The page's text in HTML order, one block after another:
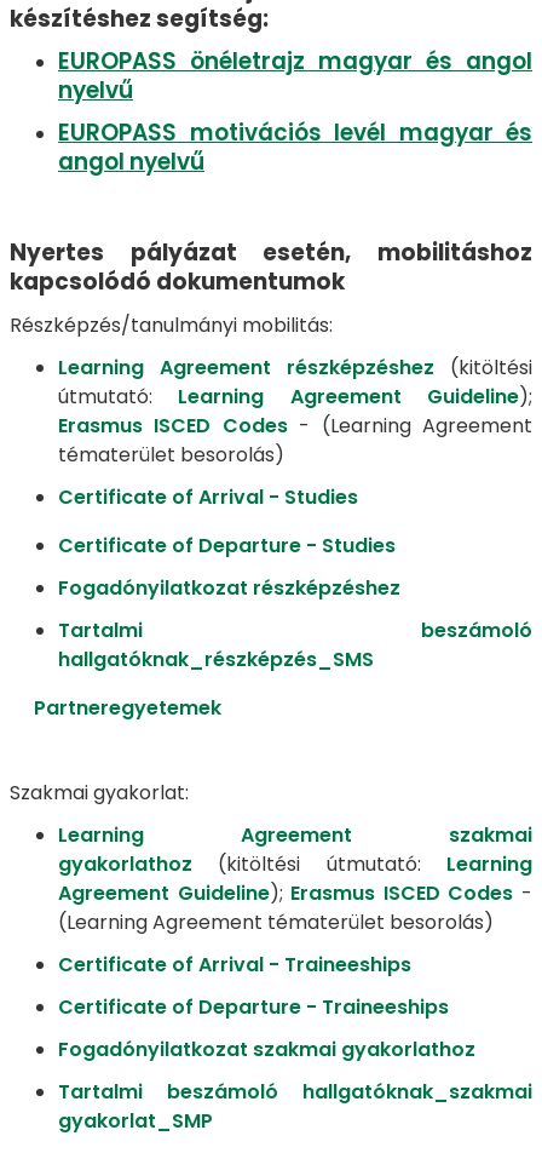
készítéshez segítség:
EUROPASS önéletrajz magyar és angol
nyelvű
EUROPASS motivációs levél magyar és
angol nyelvű
Nyertes pályázat esetén, mobilitáshoz
kapcsolódó dokumentumok
Részképzés/tanulmányi mobilitás:
Learning Agreement részképzéshez (kitöltési
útmutató: Learning Agreement Guideline);
Erasmus ISCED Codes- (Learning Agreement
tématerület besorolás)
Certificate of Arrival - Studies
Certificate of Departure - Studies
Fogadónyilatkozat részképzéshez
Tartalmi beszámoló
hallgatóknak_részképzés_SMS
Partneregyetemek
Szakmai gyakorlat:
Learning Agreement szakmai
gyakorlathoz (kitöltési útmutató: Learning
Agreement Guideline); Erasmus ISCED Codes -
(Learning Agreement tématerület besorolás)
Certificate of Arrival - Traineeships
Certificate of Departure - Traineeships
Fogadónyilatkozat szakmai gyakorlathoz
Tartalmi beszámoló hallgatóknak_szakmai
gyakorlat_SMP